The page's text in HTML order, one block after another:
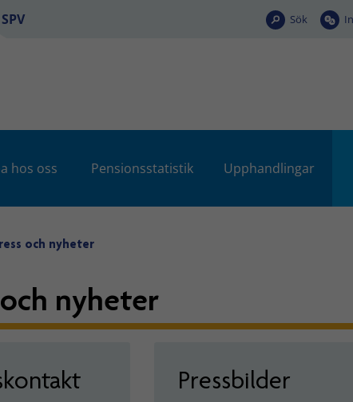
Sök
hos oss Pensionsstatistik Upphandlingar
och nyheter
och nyheter
Pressbilder